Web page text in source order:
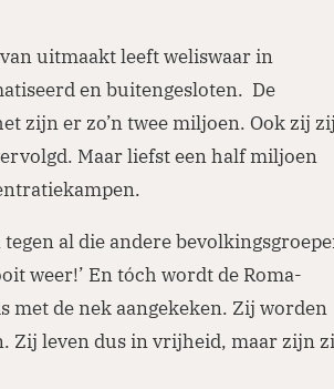
uitmaakt leeft weliswaar in
en buitengesloten. De
zijn er zo’n twee miljoen. Ook zij
Maar liefst een half miljoen
al die andere
weer!’ En tóch wordt de Roma-
met de nek aangekeken. Zij worden
Zij leven dus in vrijheid, maar zijn